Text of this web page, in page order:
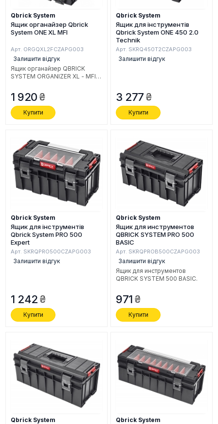
Qbrick System
Ящик органайзер Qbrick
System ONE XL MFI
Арт. ORGQXL2FCZAPG003
Залишити відгук
Ящик органайзер QBRICK
SYSTEM ORGANIZER XL - MFI
(ORGQXLFCZAPG003).
1 920
Купити
Qbrick System
Ящик для інструментів
Qbrick System ONE 450 2.0
Technik
Арт. SKRQ450T2CZAPG003
Залишити відгук
3 277
Купити
Qbrick System
Ящик для інструментів
Qbrick System PRO 500
Expert
Арт. SKRQPRO500CZAPG003
Залишити відгук
1 242
Купити
Qbrick System
Ящик для инструментов
QBRICK SYSTEM PRO 500
BASIC
Арт. SKRQPROB500CZAPG003
Залишити відгук
Ящик для инструментов
QBRICK SYSTEM 500 BASIC.
971
Купити
Qbrick System Qbrick System